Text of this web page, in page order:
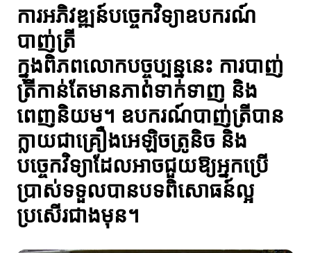
ការអភិវឌ្ឍន៍បច្ចេកវិទ្យាឧបករណ៍
បាញ់ត្រី
ក្នុងពិភពលោកបច្ចុប្បន្ននេះ ការបាញ់
ត្រីកាន់តែមានភាពទាក់ទាញ និង
ពេញនិយម។ ឧបករណ៍បាញ់ត្រីបាន
ក្លាយជាគ្រឿងអេឡិចត្រូនិច និង
បច្ចេកវិទ្យាដែលអាចជួយឱ្យអ្នកប្រើ
ប្រាស់ទទួលបានបទពិសោធន៍ល្អ
ប្រសើរជាងមុន។